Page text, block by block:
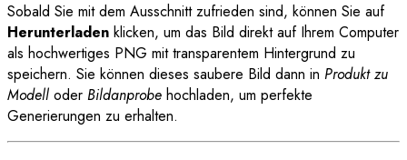
Sobald Sie mit dem Ausschnitt zufrieden sind, können Sie auf
Herunterladen klicken, um das Bild direkt auf Ihrem Computer
als hochwertiges PNG mit transparentem Hintergrund zu
speichern. Sie können dieses saubere Bild dann in Produkt zu
Modell oder Bildanprobe hochladen, um perfekte
Generierungen zu erhalten.